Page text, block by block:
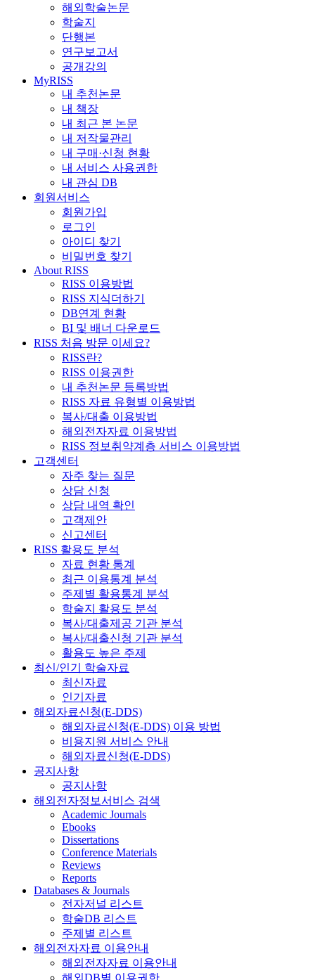
해외학술논문
학술지
단행본
연구보고서
공개강의
MyRISS
내 추천논문
내 책장
내 최근 본 논문
내 저작물관리
내 구매·신청 현황
내 서비스 사용권한
내 관심 DB
회원서비스
회원가입
로그인
아이디 찾기
비밀번호 찾기
About RISS
RISS 이용방법
RISS 지식더하기
DB연계 현황
BI 및 배너 다운로드
RISS 처음 방문 이세요?
RISS란?
RISS 이용권한
내 추천논문 등록방법
RISS 자료 유형별 이용방법
복사/대출 이용방법
해외전자자료 이용방법
RISS 정보취약계층 서비스 이용방법
고객센터
자주 찾는 질문
상담 신청
상담 내역 확인
고객제안
신고센터
RISS 활용도 분석
자료 현황 통계
최근 이용통계 분석
주제별 활용통계 분석
학술지 활용도 분석
복사/대출제공 기관 분석
복사/대출신청 기관 분석
활용도 높은 주제
최신/인기 학술자료
최신자료
인기자료
해외자료신청(E-DDS)
해외자료신청(E-DDS) 이용 방법
비용지원 서비스 안내
해외자료신청(E-DDS)
공지사항
공지사항
해외전자정보서비스 검색
Academic Journals
Ebooks
Dissertations
Conference Materials
Reviews
Reports
Databases & Journals
전자저널 리스트
학술DB 리스트
주제별 리스트
해외전자자료 이용안내
해외전자자료 이용안내
해외DB별 이용권한